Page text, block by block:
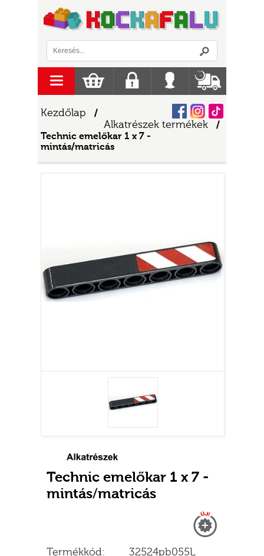
Kezdőlap /
Alkatrészek termékek
/
Technic emelőkar 1 x 7 -
mintás/matricás
Technic emelőkar 1 x 7 -
mintás/matricás
Termékkód:
32524pb055L